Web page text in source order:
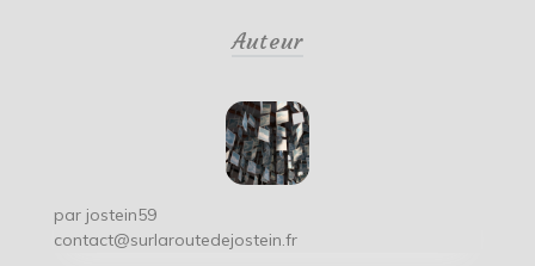
Auteur
par jostein59
contact@surlaroutedejostein.fr